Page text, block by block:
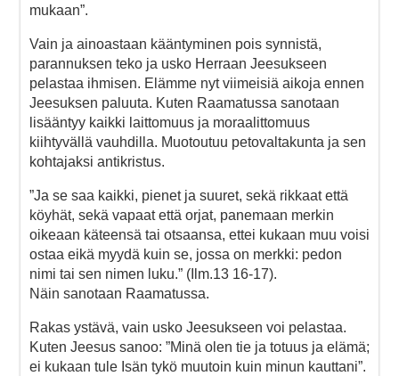
mukaan”.
Vain ja ainoastaan kääntyminen pois synnistä,
parannuksen teko ja usko Herraan Jeesukseen
pelastaa ihmisen. Elämme nyt viimeisiä aikoja ennen
Jeesuksen paluuta. Kuten Raamatussa sanotaan
lisääntyy kaikki laittomuus ja moraalittomuus
kiihtyvällä vauhdilla. Muotoutuu petovaltakunta ja sen
kohtajaksi antikristus.
”Ja se saa kaikki, pienet ja suuret, sekä rikkaat että
köyhät, sekä vapaat että orjat, panemaan merkin
oikeaan käteensä tai otsaansa, ettei kukaan muu voisi
ostaa eikä myydä kuin se, jossa on merkki: pedon
nimi tai sen nimen luku.” (Ilm.13 16-17).
Näin sanotaan Raamatussa.
Rakas ystävä, vain usko Jeesukseen voi pelastaa.
Kuten Jeesus sanoo: ”Minä olen tie ja totuus ja elämä;
ei kukaan tule Isän tykö muutoin kuin minun kauttani”.